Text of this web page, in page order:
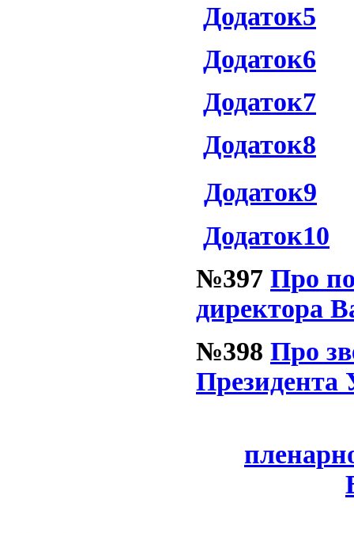
Додаток5
Додаток6
Додаток7
Додаток8
Додаток9
Додаток10
№397 Про
директора
№398 Про
Президента